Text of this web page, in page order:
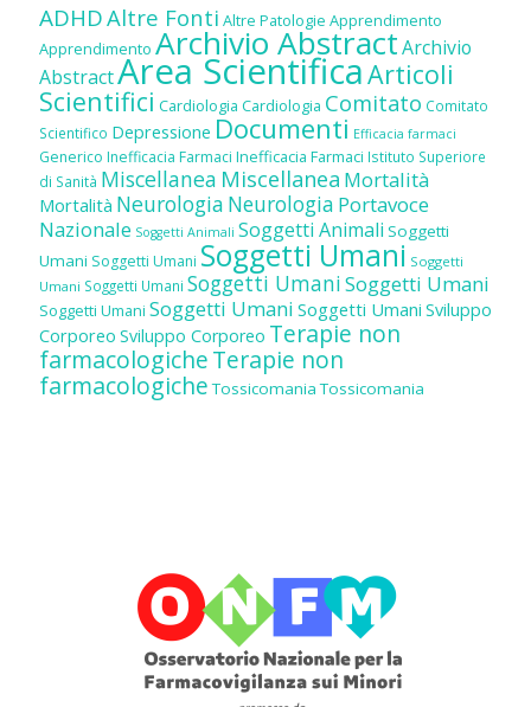
ADHDAltre Fonti Altre Patologie Apprendimento
Apprendimento Archivio AbstractArchivio
AbstractArea ScientificaArticoli
Scientifici Cardiologia Cardiologia Comitato Comitato
Scientifico Depressione Documenti Efficacia farmaci
Generico Inefficacia Farmaci Inefficacia Farmaci Istituto Superiore
di Sanità Miscellanea Miscellanea Mortalità
Mortalità Neurologia Neurologia Portavoce
Nazionale Soggetti Animali Soggetti Animali Soggetti
Umani Soggetti Umani Soggetti Umani Soggetti
Umani Soggetti Umani Soggetti UmaniSoggetti Umani
Soggetti Umani Soggetti Umani Soggetti Umani Sviluppo
Corporeo Sviluppo Corporeo Terapie non
farmacologicheTerapie non
farmacologiche Tossicomania Tossicomania